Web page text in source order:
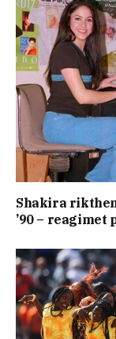
Shakira
’90 –